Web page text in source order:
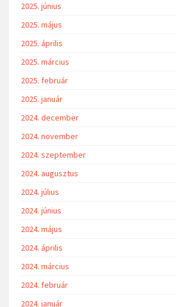
2025. június
2025. május
2025. április
2025. március
2025. február
2025. január
2024. december
2024. november
2024. szeptember
2024. augusztus
2024. július
2024. június
2024. május
2024. április
2024. március
2024. február
2024. január